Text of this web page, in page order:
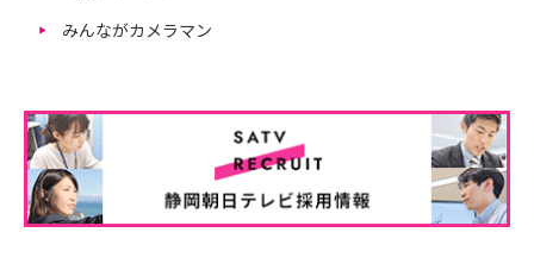
みんながカメラマン